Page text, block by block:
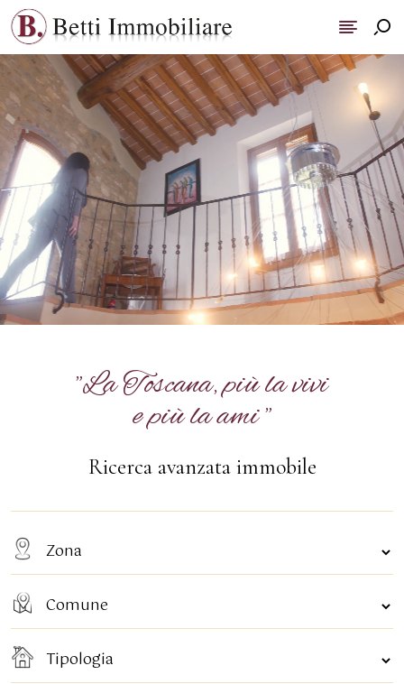
"La Toscana, più la vivi
e più la ami"
Ricerca avanzata immobile